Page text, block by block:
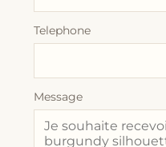
Telephone
Message